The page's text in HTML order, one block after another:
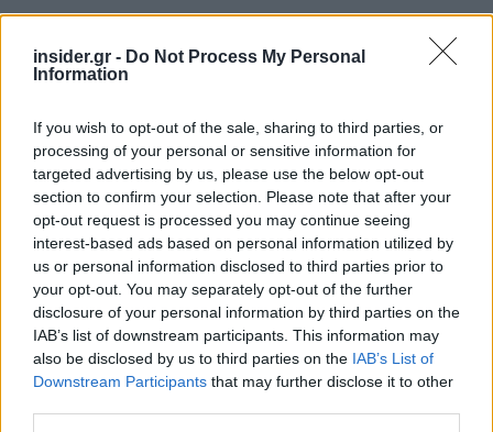
insider.gr - Do Not Process My Personal
Information
If you wish to opt-out of the sale, sharing to third parties, or
processing of your personal or sensitive information for
targeted advertising by us, please use the below opt-out
section to confirm your selection. Please note that after your
opt-out request is processed you may continue seeing
interest-based ads based on personal information utilized by
us or personal information disclosed to third parties prior to
your opt-out. You may separately opt-out of the further
disclosure of your personal information by third parties on the
IAB’s list of downstream participants. This information may
also be disclosed by us to third parties on the IAB’s List of
Downstream Participants that may further disclose it to other
Διαβάζονται αυτή τη στιγμή
Ο Τραμπ αναδημοσίευσε συνέντευξη του
Πλεύρη
Εξοικονομώ - Επιχειρώ: Παράταση έως τις 30
Νοεμβρίου για περισσότερες από 400